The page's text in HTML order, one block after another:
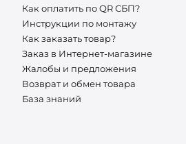
Как оплатить по QR СБП?
Инструкции по монтажу
Как заказать товар?
Заказ в Интернет-магазине
Жалобы и предложения
Возврат и обмен товара
База знаний